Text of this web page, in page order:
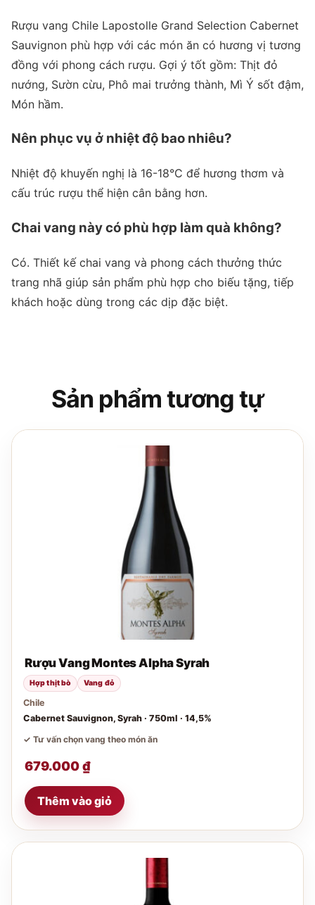
Rượu vang Chile Lapostolle Grand Selection Cabernet
Sauvignon phù hợp với các món ăn có hương vị tương
đồng với phong cách rượu. Gợi ý tốt gồm: Thịt đỏ
nướng, Sườn cừu, Phô mai trưởng thành, Mì Ý sốt đậm,
Món hầm.
Nên phục vụ ở nhiệt độ bao nhiêu?
Nhiệt độ khuyến nghị là 16-18°C để hương thơm và
cấu trúc rượu thể hiện cân bằng hơn.
Chai vang này có phù hợp làm quà không?
Có. Thiết kế chai vang và phong cách thưởng thức
trang nhã giúp sản phẩm phù hợp cho biếu tặng, tiếp
khách hoặc dùng trong các dịp đặc biệt.
Sản phẩm tương tự
Rượu Vang Montes Alpha Syrah
Hợp thịt bò Vang đỏ
Chile
Cabernet Sauvignon, Syrah · 750ml · 14,5%
✓ Tư vấn chọn vang theo món ăn
679.000₫
Thêm vào giỏ